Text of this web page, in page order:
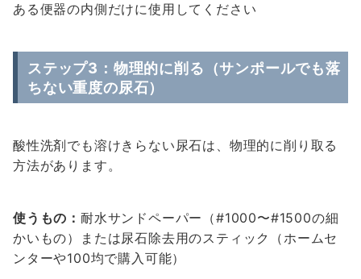
ある便器の内側だけに使用してください
ステップ3：物理的に削る（サンポールでも落
ちない重度の尿石）
酸性洗剤でも溶けきらない尿石は、物理的に削り取る
方法があります。
使うもの： 耐水サンドペーパー（#1000〜#1500の細
かいもの）または尿石除去用のスティック（ホームセ
ンターや100均で購入可能）